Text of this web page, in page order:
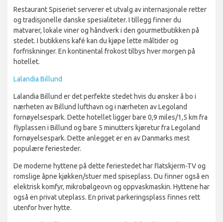
Restaurant Spiseriet serverer et utvalg av internasjonale retter
og tradisjonelle danske spesialiteter. I tillegg finner du
matvarer, lokale viner og håndverk i den gourmetbutikken på
stedet. I butikkens kafé kan du kjøpe lette måltider og
forfriskninger. En kontinental frokost tilbys hver morgen på
hotellet.
Lalandia Billund
Lalandia Billund er det perfekte stedet hvis du ønsker å bo i
nærheten av Billund lufthavn og i nærheten av Legoland
fornøyelsespark. Dette hotellet ligger bare 0,9 miles/1,5 km fra
flyplassen i Billund og bare 5 minutters kjøretur fra Legoland
fornøyelsespark. Dette anlegget er en av Danmarks mest
populære feriesteder.
De moderne hyttene på dette feriestedet har flatskjerm-TV og
romslige åpne kjøkken/stuer med spiseplass. Du finner også en
elektrisk komfyr, mikrobølgeovn og oppvaskmaskin. Hyttene har
også en privat uteplass. En privat parkeringsplass finnes rett
utenfor hver hytte.